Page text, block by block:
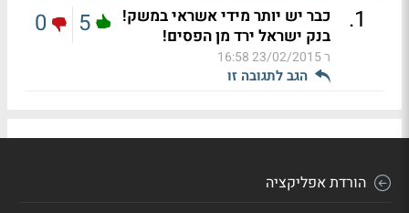
1
.
כבר יש יותר מידי אשראי במשק!
בנק ישראל ירד מן הפסים!
ר23/02/2015 16:58
הגב לתגובה זו
5
0
הורדת אפליקציה